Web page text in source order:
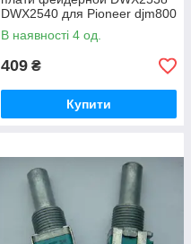
DWX2540 для Pioneer djm800
В наявності 4 од.
409 ₴
Купити